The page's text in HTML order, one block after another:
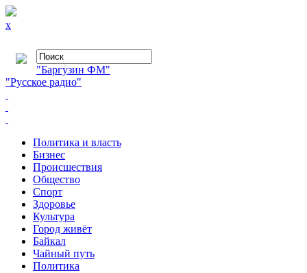
x
"Баргузин ФМ"
"Русское радио"
Политика и власть
Бизнес
Происшествия
Общество
Cпорт
Здоровье
Культура
Город живёт
Байкал
Чайный путь
Политика